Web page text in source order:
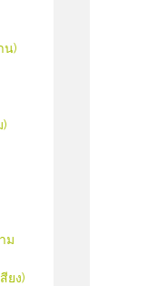
น)
ม
ยง)